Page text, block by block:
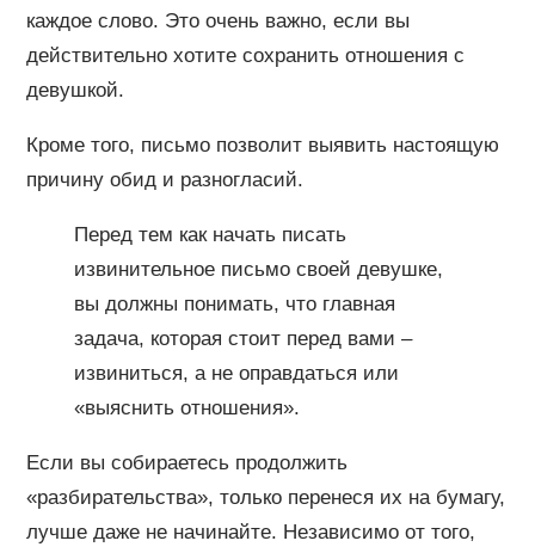
каждое слово. Это очень важно, если вы
действительно хотите сохранить отношения с
девушкой.
Кроме того, письмо позволит выявить настоящую
причину обид и разногласий.
Перед тем как начать писать
извинительное письмо своей девушке,
вы должны понимать, что главная
задача, которая стоит перед вами –
извиниться, а не оправдаться или
«выяснить отношения».
Если вы собираетесь продолжить
«разбирательства», только перенеся их на бумагу,
лучше даже не начинайте. Независимо от того,